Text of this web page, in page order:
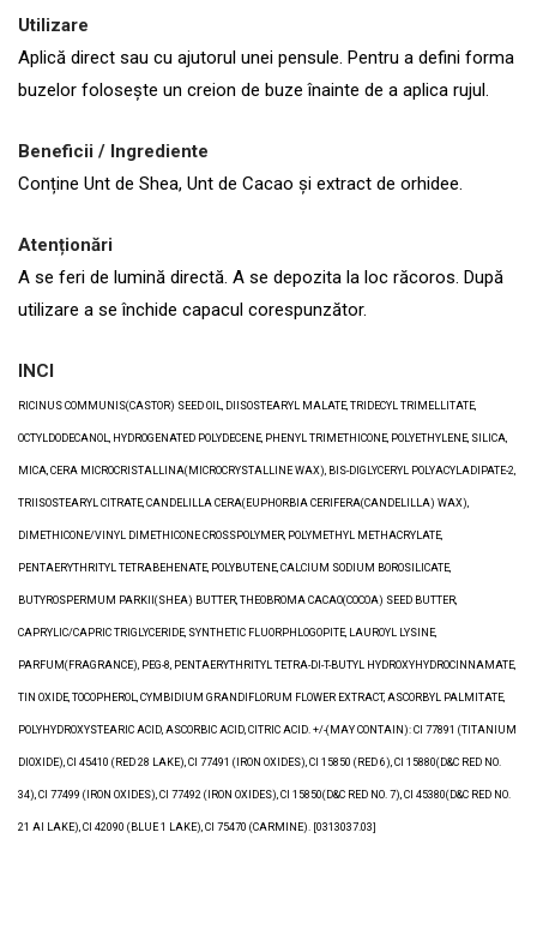
Utilizare
Aplică direct sau cu ajutorul unei pensule. Pentru a defini forma
buzelor folosește un creion de buze înainte de a aplica rujul.
Beneficii / Ingrediente
Conține Unt de Shea, Unt de Cacao și extract de orhidee.
Atenționări
A se feri de lumină directă. A se depozita la loc răcoros. După
utilizare a se închide capacul corespunzător.
INCI
RICINUS COMMUNIS(CASTOR) SEED OIL, DIISOSTEARYL MALATE, TRIDECYL TRIMELLITATE,
OCTYLDODECANOL, HYDROGENATED POLYDECENE, PHENYL TRIMETHICONE, POLYETHYLENE, SILICA,
MICA, CERA MICROCRISTALLINA(MICROCRYSTALLINE WAX), BIS-DIGLYCERYL POLYACYLADIPATE-2,
TRIISOSTEARYL CITRATE, CANDELILLA CERA(EUPHORBIA CERIFERA(CANDELILLA) WAX),
DIMETHICONE/VINYL DIMETHICONE CROSSPOLYMER, POLYMETHYL METHACRYLATE,
PENTAERYTHRITYL TETRABEHENATE, POLYBUTENE, CALCIUM SODIUM BOROSILICATE,
BUTYROSPERMUM PARKII(SHEA) BUTTER, THEOBROMA CACAO(COCOA) SEED BUTTER,
CAPRYLIC/CAPRIC TRIGLYCERIDE, SYNTHETIC FLUORPHLOGOPITE, LAUROYL LYSINE,
PARFUM(FRAGRANCE), PEG-8, PENTAERYTHRITYL TETRA-DI-T-BUTYL HYDROXYHYDROCINNAMATE,
TIN OXIDE, TOCOPHEROL, CYMBIDIUM GRANDIFLORUM FLOWER EXTRACT, ASCORBYL PALMITATE,
POLYHYDROXYSTEARIC ACID, ASCORBIC ACID, CITRIC ACID. +/-(MAY CONTAIN): CI 77891 (TITANIUM
DIOXIDE), CI 45410 (RED 28 LAKE), CI 77491 (IRON OXIDES), CI 15850 (RED 6), CI 15880(D&C RED NO.
34), CI 77499 (IRON OXIDES), CI 77492 (IRON OXIDES), CI 15850(D&C RED NO. 7), CI 45380(D&C RED NO.
21 Al LAKE), CI 42090 (BLUE 1 LAKE), CI 75470 (CARMINE). [0313037.03]